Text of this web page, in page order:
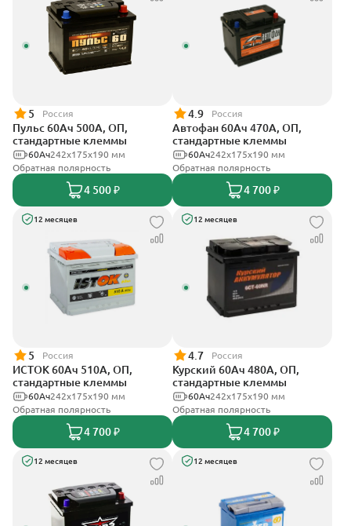
5 Россия
Пульс 60Ач 500А, ОП,
стандартные клеммы
242x175x190 мм
60Ач
Обратная полярность
4 500 ₽
4.9 Россия
Автофан 60Ач 470А, ОП,
стандартные клеммы
242х175х190 мм
60Ач
Обратная полярность
4 700 ₽
12 месяцев
5 Россия
ИСТОК 60Ач 510А, ОП,
стандартные клеммы
242x175x190 мм
60Ач
Обратная полярность
4 700 ₽
12 месяцев
4.7 Россия
Курский 60Ач 480А, ОП,
стандартные клеммы
242x175x190 мм
60Ач
Обратная полярность
4 700 ₽
12 месяцев 12 месяцев